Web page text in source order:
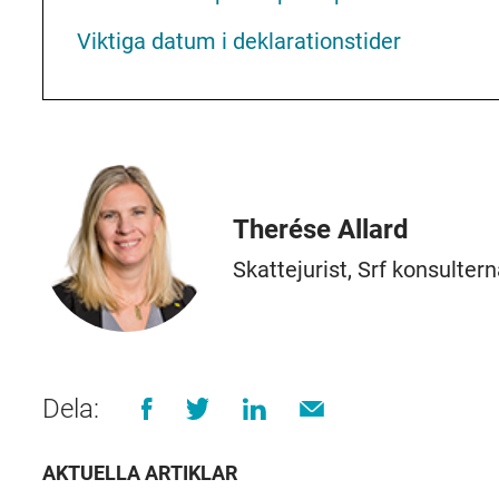
Viktiga datum i deklarationstider
Therése Allard
Skattejurist, Srf
Dela:
AKTUELLA ARTIKLAR